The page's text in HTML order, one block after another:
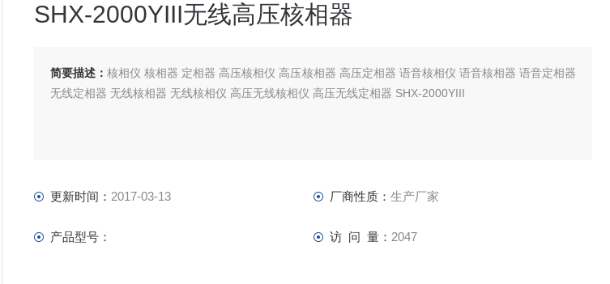
SHX-2000YIII无线高压核相器
简要描述：核相仪 核相器 定相器 高压核相仪 高压核相器 高压定相器 语音核相仪 语音核相器 语音定相器
无线定相器 无线核相器 无线核相仪 高压无线核相仪 高压无线定相器 SHX-2000YIII
更新时间： 2017-03-13 厂商性质： 生产厂家
产品型号： 访 问 量： 2047